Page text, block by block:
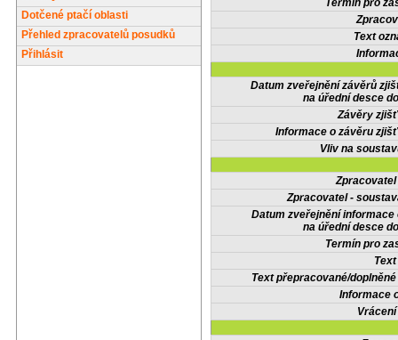
Dotčené ptačí oblasti
Přehled zpracovatelů posudků
Přihlásit
Termín pro
Text
Datum zveřejnění závěrů
na úřední desce
Závěry
Informace o závěru
Vliv na
Zpracovatel -
Datum zveřejnění informace
na úřední desce
Termín pro
Text přepracované/
Informace